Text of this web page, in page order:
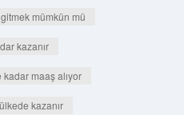
mümkün mü
kazanır
maaş alıyor
kazanır